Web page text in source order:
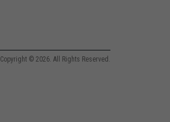
Copyright © 2026. All Rights Reserved.